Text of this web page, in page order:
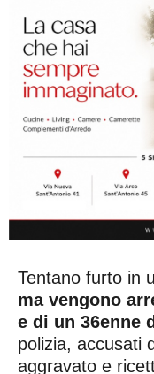
Tentano furto in
ma vengono
e di un 36enne
polizia, accusati
aggravato e